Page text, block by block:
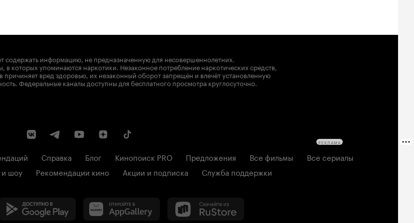
содержать информацию, не предназначенную для несовершеннолетних.
в которых упоминаются наркотики. Незаконное потребление наркотических средств,
причиняет вред здоровью, их незаконный оборот запрещён и влечёт установленную
Федеральные каналы доступны для бесплатного просмотра круглосуточно.
Справка Блог Кинопоиск PRO Предложения Все фильмы
Все сериалы
шоу Рекомендации кино Акции и подписка Служба поддержки
РЕКЛАМА